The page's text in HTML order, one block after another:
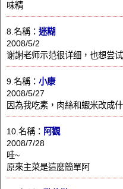
味精
8.名稱： 迷糊
2008/5/2
谢謝老师示范很详细，也想尝
9.名稱： 小康
2008/5/27
因為我吃素，肉絲和蝦米改成
10.名稱： 阿觀
2008/7/28
哇~
原來主菜是這麼簡單阿